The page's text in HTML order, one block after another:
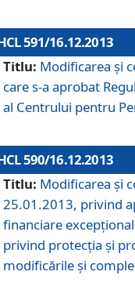
591/16.12.2013
Titlu: Modificarea şi
care s-a aprobat
al Centrului pentru
590/16.12.2013
Titlu: Modificarea şi
25.01.2013, privind
financiare
privind protecţia şi
modificările şi